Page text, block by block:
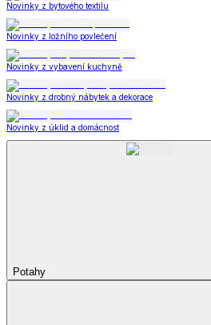
Novinky z bytového textilu
Novinky z ložního povlečení
Novinky z vybavení kuchyně
Novinky z drobný nábytek a dekorace
Novinky z úklid a domácnost
Potahy